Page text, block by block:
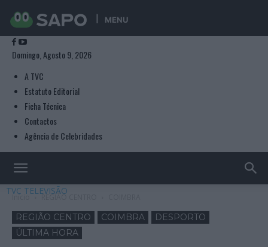
MENU
Domingo, Agosto 9, 2026
A TVC
Estatuto Editorial
Ficha Técnica
Contactos
Agência de Celebridades
TVC TELEVISÃO
Início REGIÃO CENTRO
REGIÃO CENTRO COIMBRA
DESPORTO
ÚLTIMA HORA